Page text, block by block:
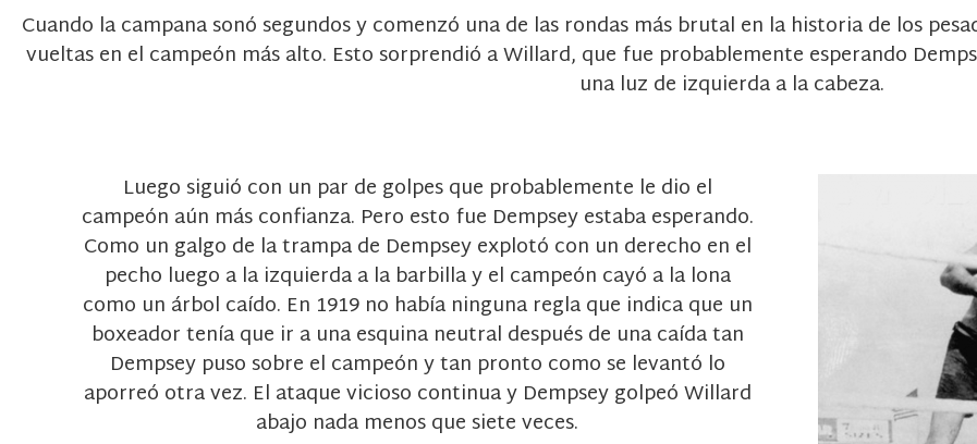
Cuando la campana sonó segundos y comenzó una de las rondas más brutal en la historia de los
vueltas en el campeón más alto. Esto sorprendió a Willard, que fue probablemente esperando
una luz de izquierda a la cabeza.
Luego siguió con un par de golpes que probablemente le dio el
campeón aún más confianza. Pero esto fue Dempsey estaba esperando.
Como un galgo de la trampa de Dempsey explotó con un derecho en el
pecho luego a la izquierda a la barbilla y el campeón cayó a la lona
como un árbol caído. En 1919 no había ninguna regla que indica que un
boxeador tenía que ir a una esquina neutral después de una caída tan
Dempsey puso sobre el campeón y tan pronto como se levantó lo
aporreó otra vez. El ataque vicioso continua y Dempsey golpeó Willard
abajo nada menos que siete veces.